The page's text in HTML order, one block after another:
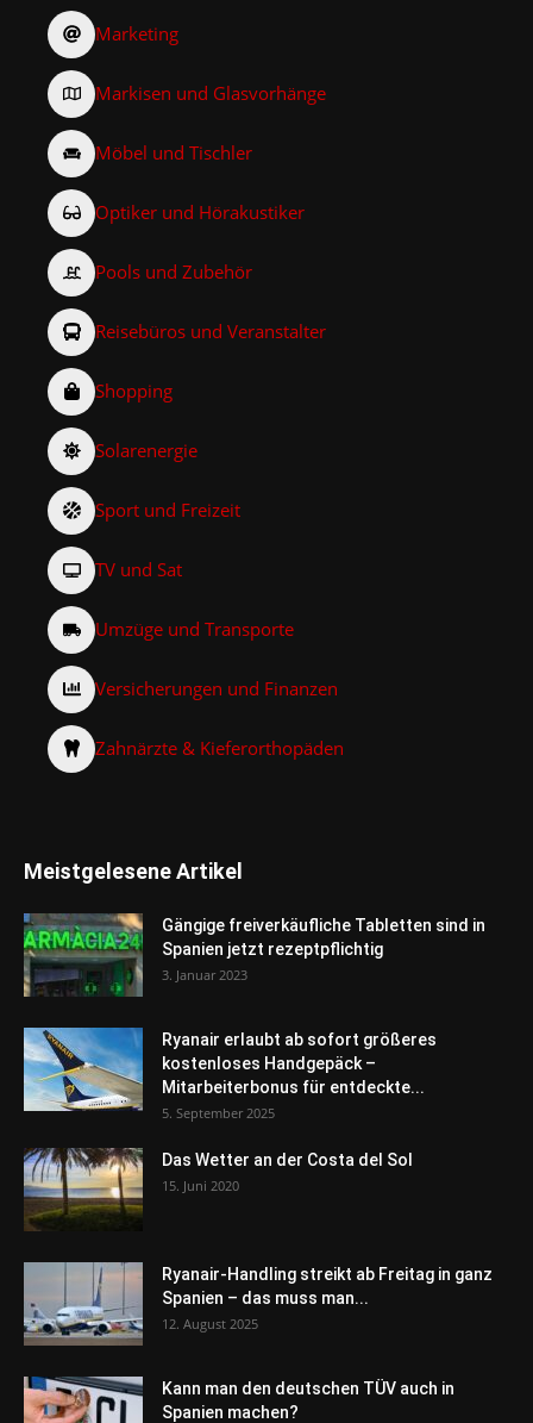
Marketing
Markisen und Glasvorhänge
Möbel und Tischler
Optiker und Hörakustiker
Pools und Zubehör
Reisebüros und Veranstalter
Shopping
Solarenergie
Sport und Freizeit
TV und Sat
Umzüge und Transporte
Versicherungen und Finanzen
Zahnärzte & Kieferorthopäden
Meistgelesene Artikel
Gängige freiverkäufliche Tabletten sind in
Spanien jetzt rezeptpflichtig
3. Januar 2023
Ryanair erlaubt ab sofort größeres
kostenloses Handgepäck –
Mitarbeiterbonus für entdeckte...
5. September 2025
Das Wetter an der Costa del Sol
15. Juni 2020
Ryanair-Handling streikt ab Freitag in ganz
Spanien – das muss man...
12. August 2025
Kann man den deutschen TÜV auch in
Spanien machen?